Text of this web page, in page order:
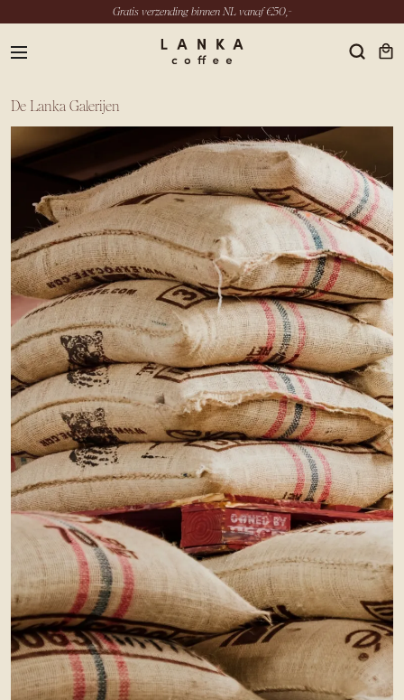
Gratis verzending binnen NL vanaf €50,-
menu
INSTAGRAM
LINKEDIN
YOUTUBE
De Lanka Galerijen